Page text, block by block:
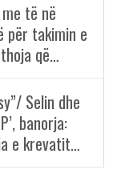
të në
për takimin e
që…
Selin dhe
banorja:
e krevatit…